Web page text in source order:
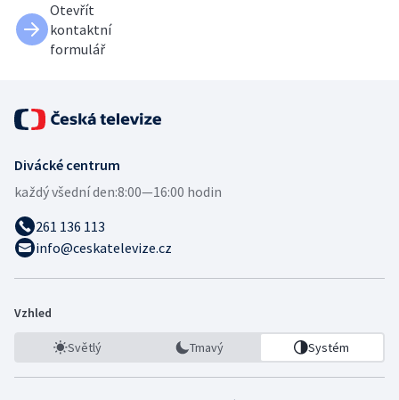
Otevřít
kontaktní
formulář
Divácké centrum
každý všední den:8:00—16:00 hodin
261 136 113
info@ceskatelevize.cz
Vzhled
Světlý Tmavý Systém